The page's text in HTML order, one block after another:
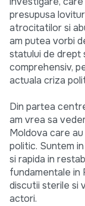
presupusa
atrocitatilor si
am putea vorbi
statului de drept
comprehensiv,
actuala criza
Din partea
am vrea sa
Moldova care
politic. Suntem
si rapida in
fundamentale in
discutii sterile si
actori.